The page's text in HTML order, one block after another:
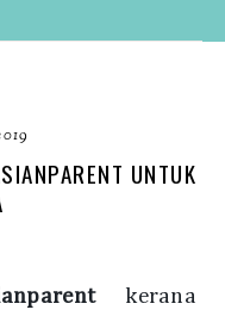
UNTUK
kerana